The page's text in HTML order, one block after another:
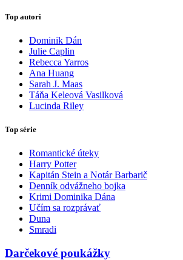
Top autori
Dominik Dán
Julie Caplin
Rebecca Yarros
Ana Huang
Sarah J. Maas
Táňa Keleová Vasilková
Lucinda Riley
Top série
Romantické úteky
Harry Potter
Kapitán Stein a Notár Barbarič
Denník odvážneho bojka
Krimi Dominika Dána
Učím sa rozprávať
Duna
Smradi
Darčekové poukážky